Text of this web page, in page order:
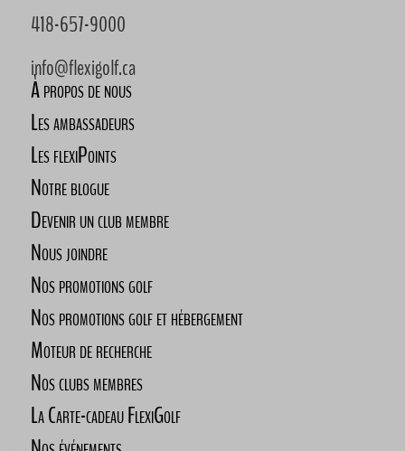
418-657-9000
info@flexigolf.ca
À propos de nous
Les ambassadeurs
Les flexiPoints
Notre blogue
Devenir un club membre
Nous joindre
Nos promotions golf
Nos promotions golf et hébergement
Moteur de recherche
Nos clubs membres
La Carte-cadeau FlexiGolf